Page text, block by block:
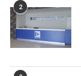
2